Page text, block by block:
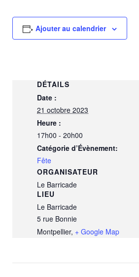
Ajouter au calendrier
DÉTAILS
Date :
21 octobre 2023
Heure :
17h00 - 20h00
Catégorie d’Évènement:
Fête
LIEU
Le Barricade
5 rue Bonnie
Montpellier, + Google Map
ORGANISATEUR
Le Barricade